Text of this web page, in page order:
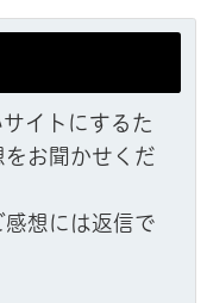
イトにするた
お聞かせくだ
想には返信で